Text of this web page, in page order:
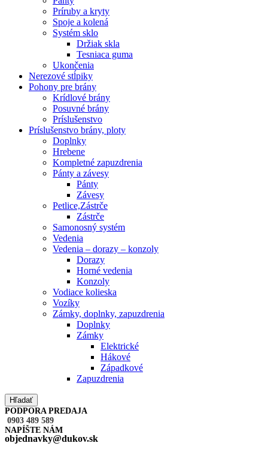
Príruby a kryty
Spoje a kolená
Systém sklo
Držiak skla
Tesniaca guma
Ukončenia
Nerezové stĺpiky
Pohony pre brány
Krídlové brány
Posuvné brány
Príslušenstvo
Príslušenstvo brány, ploty
Doplnky
Hrebene
Kompletné zapuzdrenia
Pánty a závesy
Pánty
Závesy
Petlice,Zástrče
Zástrče
Samonosný systém
Vedenia
Vedenia – dorazy – konzoly
Dorazy
Horné vedenia
Konzoly
Vodiace kolieska
Vozíky
Zámky, doplnky, zapuzdrenia
Doplnky
Zámky
Elektrické
Hákové
Západkové
Zapuzdrenia
Hľadať
PODPORA PREDAJA
0903 489 589
NAPÍŠTE NÁM
objednavky@dukov.sk